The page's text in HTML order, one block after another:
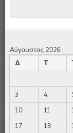
Αύγουστος 2026
Δ
Τ
3
4
10
11
17
18